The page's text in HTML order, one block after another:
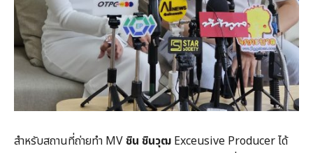
สำหรับสถานที่ถ่ายทำ MVชิน ชินวุฒ Exceusive Producer ได้